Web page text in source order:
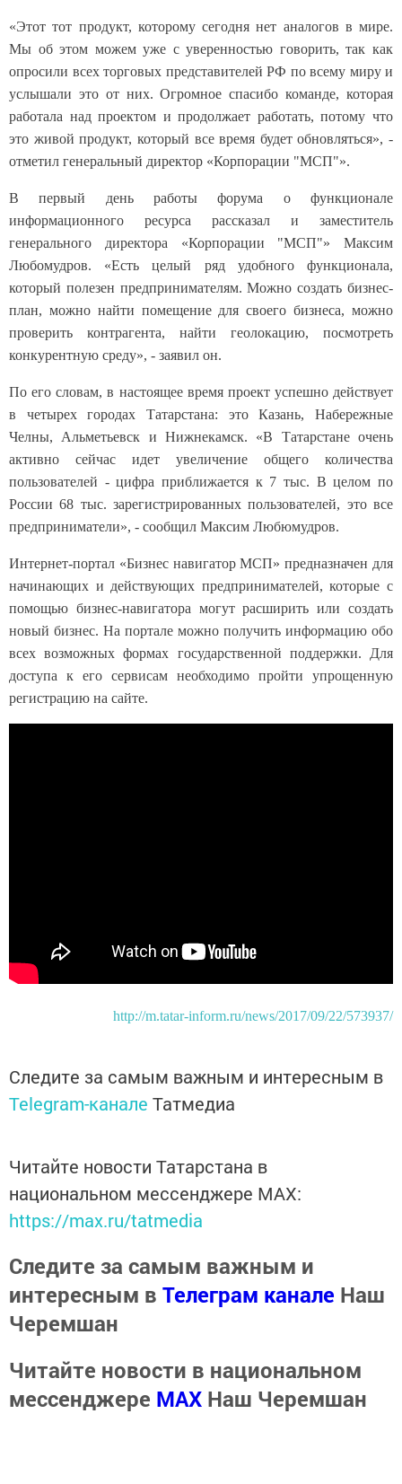
«Этот тот продукт, которому сегодня нет аналогов в мире.
Мы об этом можем уже с уверенностью говорить, так как
опросили всех торговых представителей РФ по всему миру и
услышали это от них. Огромное спасибо команде, которая
работала над проектом и продолжает работать, потому что
это живой продукт, который все время будет обновляться», -
отметил генеральный директор «Корпорации "МСП"».
В первый день работы форума о функционале
информационного ресурса рассказал и заместитель
генерального директора «Корпорации "МСП"» Максим
Любомудров. «Есть целый ряд удобного функционала,
который полезен предпринимателям. Можно создать бизнес-
план, можно найти помещение для своего бизнеса, можно
проверить контрагента, найти геолокацию, посмотреть
конкурентную среду», - заявил он.
По его словам, в настоящее время проект успешно действует
в четырех городах Татарстана: это Казань, Набережные
Челны, Альметьевск и Нижнекамск. «В Татарстане очень
активно сейчас идет увеличение общего количества
пользователей - цифра приближается к 7 тыс. В целом по
России 68 тыс. зарегистрированных пользователей, это все
предприниматели», - сообщил Максим Любюмудров.
Интернет-портал «Бизнес навигатор МСП» предназначен для
начинающих и действующих предпринимателей, которые с
помощью бизнес-навигатора могут расширить или создать
новый бизнес. На портале можно получить информацию обо
всех возможных формах государственной поддержки. Для
доступа к его сервисам необходимо пройти упрощенную
регистрацию на сайте.
http://m.tatar-inform.ru/news/2017/09/22/573937/
Следите за самым важным и интересным в
Telegram-канале Татмедиа
Читайте новости Татарстана в
национальном мессенджере MАХ:
https://max.ru/tatmedia
Следите за самым важным и
интересным в Телеграм канале Наш
Черемшан
Читайте новости в национальном
мессенджере MАХ Наш Черемшан